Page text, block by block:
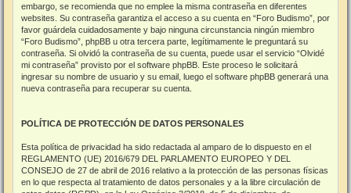
embargo, se recomienda que no emplee la misma contraseña en diferentes
websites. Su contraseña garantiza el acceso a su cuenta en “Foro Budismo”, por
favor guárdela cuidadosamente y bajo ninguna circunstancia ningún miembro
“Foro Budismo”, phpBB u otra tercera parte, legítimamente le preguntará su
contraseña. Si olvidó la contraseña de su cuenta, puede usar el servicio “Olvidé
mi contraseña” provisto por el software phpBB. Este proceso le solicitará
ingresar su nombre de usuario y su email, luego el software phpBB generará una
nueva contraseña para recuperar su cuenta.
POLÍTICA DE PROTECCIÓN DE DATOS PERSONALES
Esta política de privacidad ha sido redactada al amparo de lo dispuesto en el
REGLAMENTO (UE) 2016/679 DEL PARLAMENTO EUROPEO Y DEL
CONSEJO de 27 de abril de 2016 relativo a la protección de las personas físicas
en lo que respecta al tratamiento de datos personales y a la libre circulación de